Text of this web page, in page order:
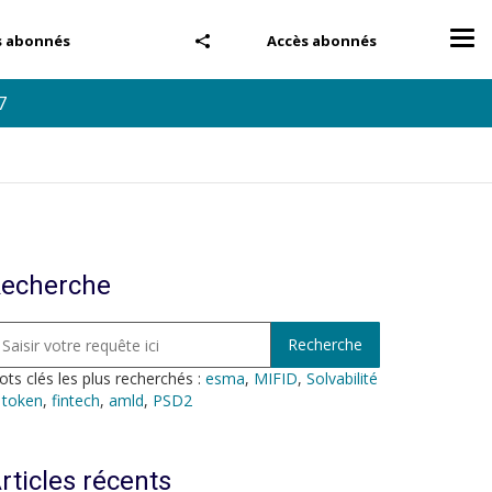
Accès abonnés
abonnés
clés les plus recherchés : esma, MIFID, Solvabilité
token, fintech, amld, PSD2
récents